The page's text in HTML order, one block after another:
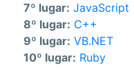
7º lugar: JavaScript
8º lugar: C++
9º lugar: VB.NET
10º lugar: Ruby